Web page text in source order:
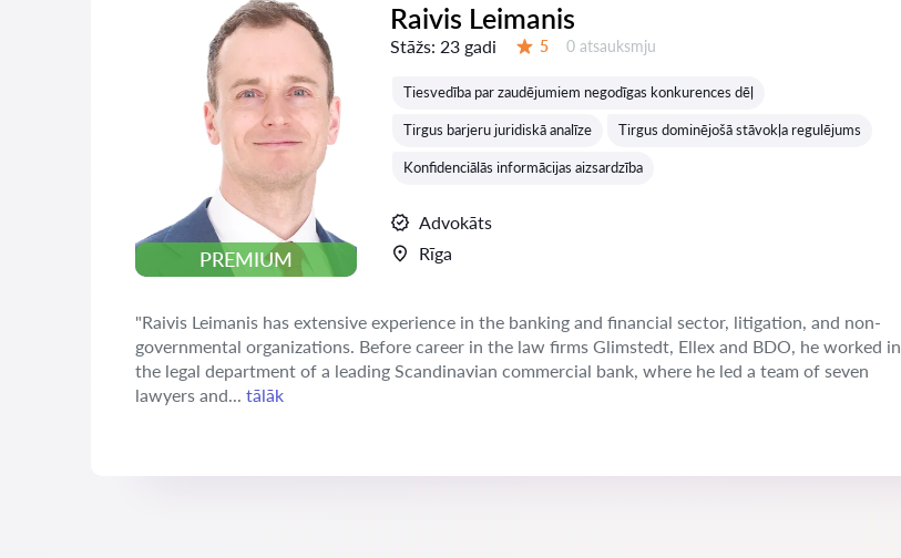
PREMIUM
Raivis Leimanis
Stāžs: 23 gadi 5 Atsauksmes:
0 atsauksmju
Tiesvedība par zaudējumiem negodīgas konkurences dēļ
Tirgus barjeru juridiskā analīze Tirgus dominējošā stāvokļa regulējums
Konfidenciālās informācijas aizsardzība
Advokāts
Rīga
"Raivis Leimanis has extensive experience in the banking and financial sector, litigation, and non-
governmental organizations. Before career in the law firms Glimstedt, Ellex and BDO, he worked in
the legal department of a leading Scandinavian commercial bank, where he led a team of seven
lawyers and... tālāk